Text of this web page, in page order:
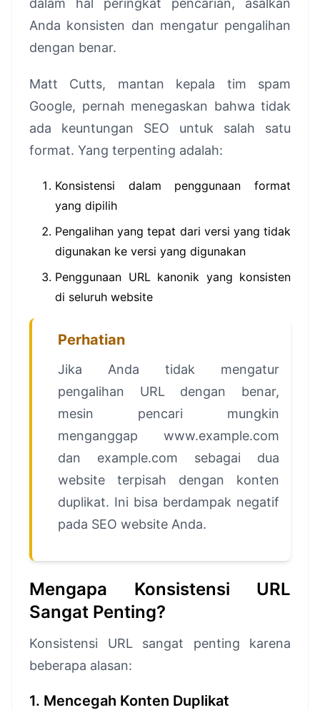
dalam hal peringkat pencarian, asalkan
Anda konsisten dan mengatur pengalihan
dengan benar.
Matt Cutts, mantan kepala tim spam
Google, pernah menegaskan bahwa tidak
ada keuntungan SEO untuk salah satu
format. Yang terpenting adalah:
Konsistensi dalam penggunaan format
yang dipilih
Pengalihan yang tepat dari versi yang tidak
digunakan ke versi yang digunakan
Penggunaan URL kanonik yang konsisten
di seluruh website
Perhatian
Jika Anda tidak mengatur
pengalihan URL dengan benar,
mesin pencari mungkin
menganggap www.example.com
dan example.com sebagai dua
website terpisah dengan konten
duplikat. Ini bisa berdampak negatif
pada SEO website Anda.
Mengapa Konsistensi URL
Sangat Penting?
Konsistensi URL sangat penting karena
beberapa alasan:
1. Mencegah Konten Duplikat